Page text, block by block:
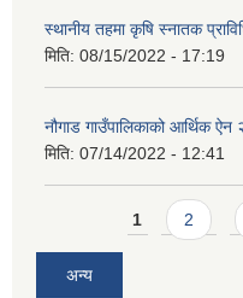
स्थानीय तहमा कृषि स्नातक
मिति: 08/15/2022 - 17:19
नौगाड गाउँपालिकाको आर्थिक ऐन
मिति: 07/14/2022 - 12:41
Pages1 2
अन्य